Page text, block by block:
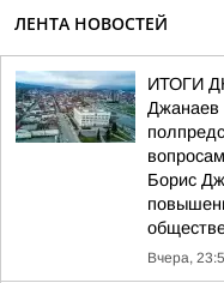
ЛЕНТА НОВОСТЕЙ
ИТОГИ
Джанаев
Борис
Вчера,